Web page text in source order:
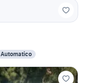
Automatico